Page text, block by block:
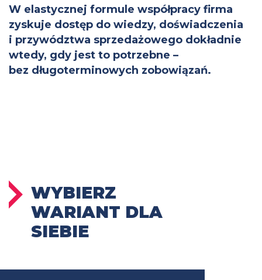
W elastycznej formule współpracy firma
zyskuje dostęp do wiedzy, doświadczenia
i przywództwa sprzedażowego dokładnie
wtedy, gdy jest to potrzebne –
bez długoterminowych zobowiązań.
WYBIERZ
WARIANT DLA
SIEBIE